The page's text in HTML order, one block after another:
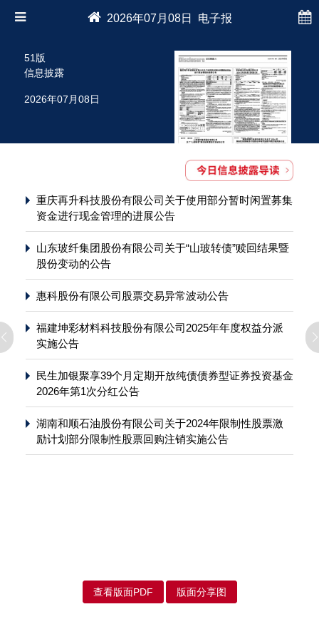
2026年07月08日 电子报
51版
信息披露
2026年07月08日
重庆再升科技股份有限公司关于使用部分暂时闲置募集
资金进行现金管理的进展公告
山东玻纤集团股份有限公司关于“山玻转债”赎回结果暨
股份变动的公告
惠科股份有限公司股票交易异常波动公告
福建坤彩材料科技股份有限公司2025年年度权益分派
实施公告
民生加银聚享39个月定期开放纯债债券型证券投资基金
2026年第1次分红公告
湖南和顺石油股份有限公司关于2024年限制性股票激
励计划部分限制性股票回购注销实施公告
查看版面PDF 版面分享图